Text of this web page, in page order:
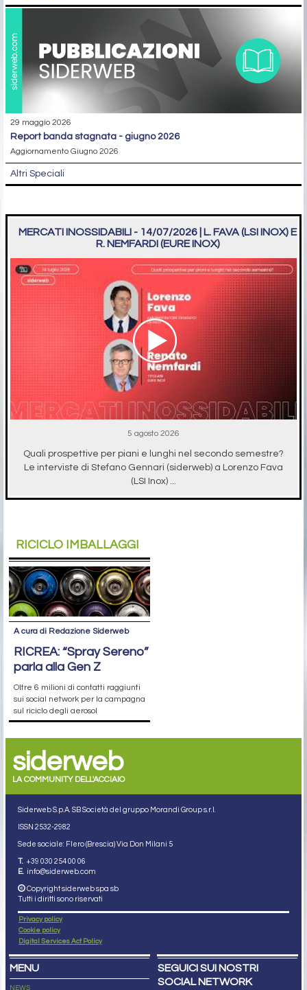
29 maggio 2026
report banda stagnata - giugno 2026
Aggiornamento Giugno 2026
Altri Speciali
MERCATI INOSSIDABILI - 14/07/2026 | L. FAVA (LSI INOX) E
R. NEMFARDI (EURE INOX)
5 agosto 2026
Quali prospettive per piani e lunghi nel secondo semestre?
Le interviste di Stefano Gennari (siderweb) a Lorenzo Fava
(LSI Inox) ...
RICICLO IMBALLAGGI
A cura di Redazione Siderweb
RICREA: “Spray Sereno”
parla alla Gen Z
Oltre 6 milioni di contatti raggiunti
sui social network per la campagna
sul riciclo degli aerosol
siderweb
LA COMMUNITY DELL'ACCIAIO
Siderweb S.p.A. SB Società del gruppo Morandi Group s.r.l.
ISSN 2532-2982
Sede sociale: Flero (Brescia) Via Don Milani 5
T. +39 030 254 00 06
E. info@siderweb.com
Copyright siderweb spa sb
Tutti i diritti sono riservati
Privacy policy
Cookie policy
Digital Services Act Policy
MENU
NEWS
SEGUICI SUI NOSTRI
SOCIAL NETWORK